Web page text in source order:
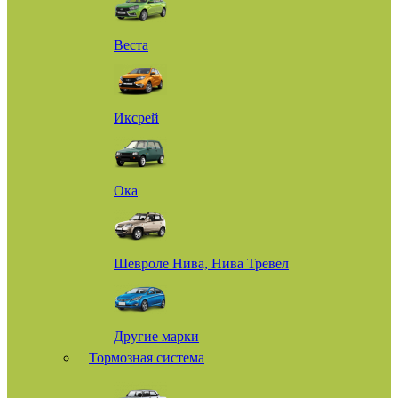
Веста
Иксрей
Ока
Шевроле Нива, Нива Тревел
Другие марки
Тормозная система